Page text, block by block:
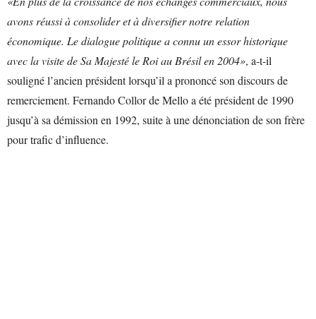
avons réussi à consolider et à diversifier notre relation
économique. Le dialogue politique a connu un essor historique
avec la visite de Sa Majesté le Roi au Brésil en 2004», a-t-il
souligné l’ancien président lorsqu’il a prononcé son discours de
remerciement. Fernando Collor de Mello a été président de 1990
jusqu’à sa démission en 1992, suite à une dénonciation de son frère
pour trafic d’influence.